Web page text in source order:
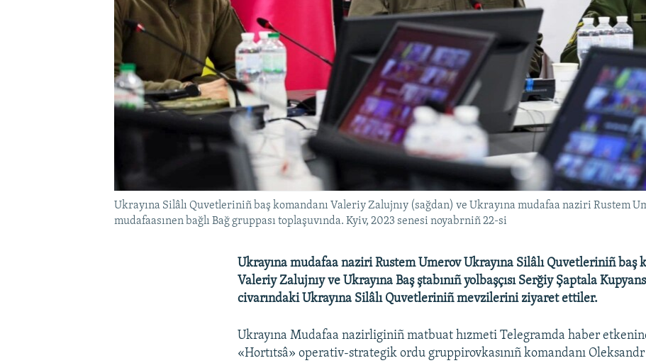
Ukrayına Silâlı Quvetleriniñ baş komandanı Valeriy Zalujnıy (sağdan) ve Ukrayına mudafaa naziri Rustem
mudafaasınen bağlı Bağ gruppası toplaşuvında. Kyiv, 2023 senesi noyabrniñ 22-si
Ukrayına mudafaa naziri Rustem Umerov Ukrayına Silâlı Quvetleriniñ baş
Valeriy Zalujnıy ve Ukrayına Baş ştabınıñ yolbaşçısı Serğiy Şaptala
civarındaki Ukrayına Silâlı Quvetleriniñ mevzilerini ziyaret ettiler.
Ukrayına Mudafaa nazirliginiñ matbuat hızmeti Telegramda haber
«Hortıtsâ» operativ-strategik ordu gruppirovkasınıñ komandanı Oleksandr